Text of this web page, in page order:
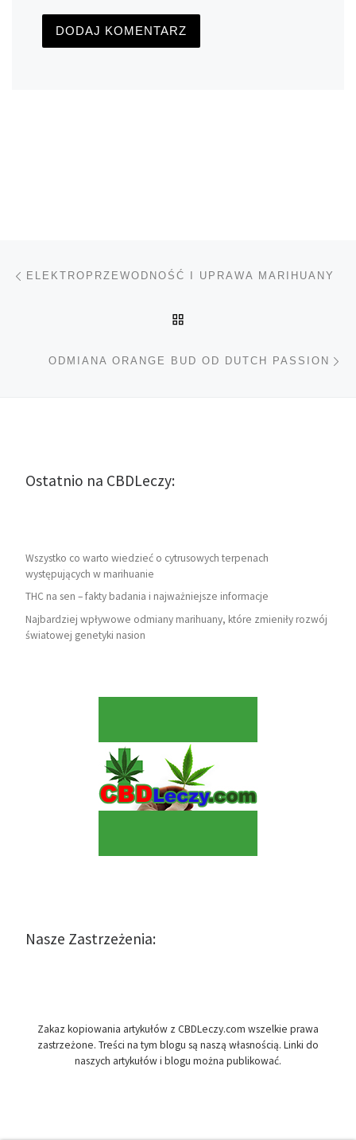
Nawigacja wpisu
ELEKTROPRZEWODNOŚĆ I UPRAWA MARIHUANY
ODMIANA ORANGE BUD OD DUTCH PASSION
Ostatnio na CBDLeczy:
Wszystko co warto wiedzieć o cytrusowych terpenach
występujących w marihuanie
THC na sen – fakty badania i najważniejsze informacje
Najbardziej wpływowe odmiany marihuany, które zmieniły rozwój
światowej genetyki nasion
Nasze Zastrzeżenia:
Zakaz kopiowania artykułów z CBDLeczy.com wszelkie prawa
zastrzeżone. Treści na tym blogu są naszą własnością. Linki do
naszych artykułów i blogu można publikować.